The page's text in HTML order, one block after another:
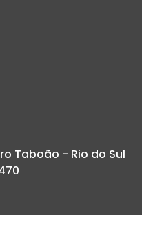
Taboão - Rio do Sul